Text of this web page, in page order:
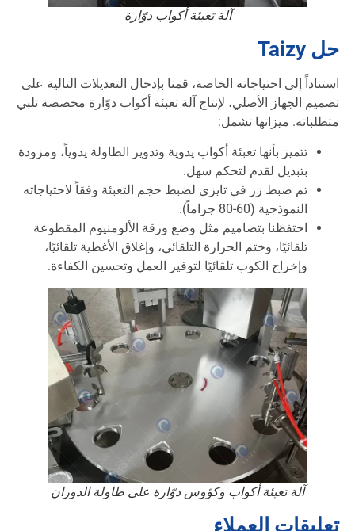
آلة تعبئة أكواب دوّارة
حل Taizy
استناداً إلى احتياجاته الخاصة، قمنا بإدخال التعديلات التالية على
تصميم الجهاز الأصلي، لإنتاج آلة تعبئة أكواب دوّارة مخصصة تلبي
متطلباته. ميزاتها تشمل:
تتميز بأنها تعبئة أكواب يدوية وتدوير الطاولة يدوياً، ومزودة
بتبديل لقدم لتحكم سهل.
تم ضبط زر في تايزي لضبط حجم التعبئة وفقاً لاحتياجاته
النموذجية (60-80 جراماً).
احتفظنا بتصاميم مثل وضع ورقة الألومنيوم المقطوعة
تلقائيًا، وختم الحرارة التلقائي، وإغلاق الأغطية تلقائيًا،
وإخراج الكوب تلقائيًا لتوفير العمل وتحسين الكفاءة.
آلة تعبئة أكواب وكؤوس دوّارة على طاولة الدوران
تعليقات العملاء